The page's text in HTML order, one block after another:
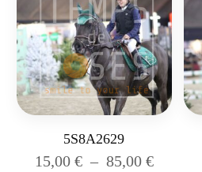
5S8A2629
15,00 € – 85,00 €